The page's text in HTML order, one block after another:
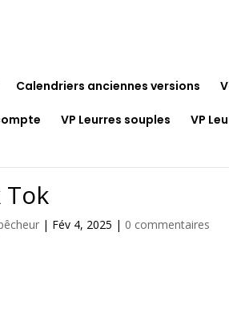
Calendriers anciennes versions
VP Leurres souples VP
Tok
| Fév 4, 2025 | 0 commentaires